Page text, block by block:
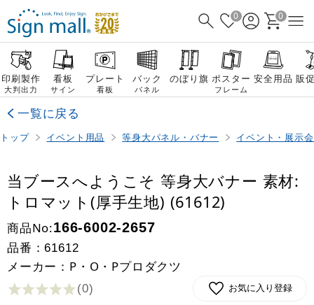
0 0
印刷製作
大判出力
看板
サイン
プレート
看板
バック
パネル
のぼり旗 ポスター
フレーム
安全用品 販
一覧に戻る
トップ イベント用品 等身大パネル・バナー イベント・展示
当ブースへようこそ 等身大バナー 素材:
トロマット(厚手生地) (61612)
商品No:166-6002-2657
品番：61612
メーカー：P・O・Pプロダクツ
(0) お気に入り登録